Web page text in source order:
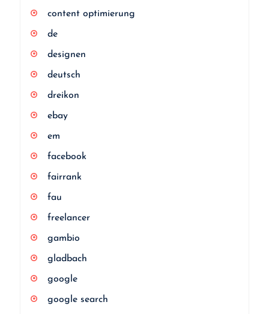
content optimierung
de
designen
deutsch
dreikon
ebay
em
facebook
fairrank
fau
freelancer
gambio
gladbach
google
google search